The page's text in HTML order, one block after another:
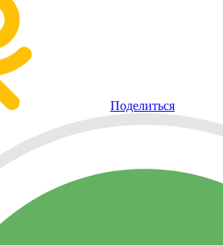
Поделиться